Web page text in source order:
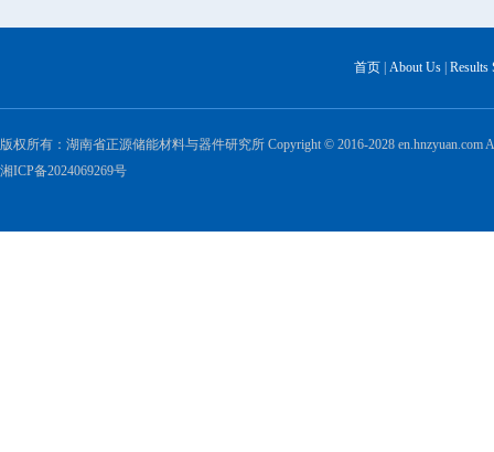
首页 About Us Results
版权所有：湖南省正源储能材料与器件研究所 Copyright © 2016-2028 en.hnzyuan.com
湘ICP备2024069269号